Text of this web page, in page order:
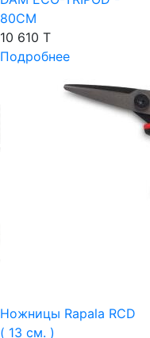
80CM
10 610 T
Подробнее
Ножницы Rapala RCD
( 13 см. )